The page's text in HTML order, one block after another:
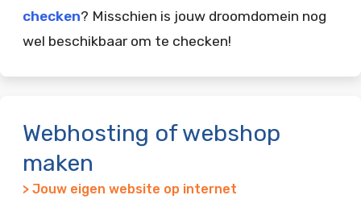
checken? Misschien is jouw droomdomein nog
wel beschikbaar om te checken!
Webhosting of webshop
maken
> Jouw eigen website op internet